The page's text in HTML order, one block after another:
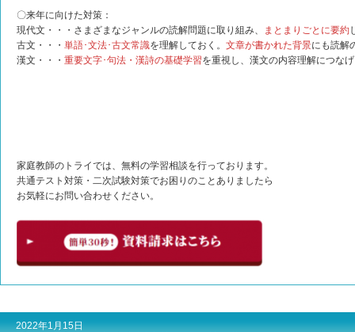
〇来年に向けた対策：
現代文・・・さまざまなジャンルの読解問題に取り組み、
まとまりごとに要約
古文・・・ 単語･文法･古文常識を理解しておく。 文章が書かれた背景にも読解
漢文・・・ 重要文字･句法・漢詩の基礎学習を重視し、漢文の内容理解につな
家庭教師のトライでは、無料の学習相談を行っております。
共通テスト対策・二次試験対策でお困りのことありましたら
お気軽にお問い合わせください。
2022年1月15日